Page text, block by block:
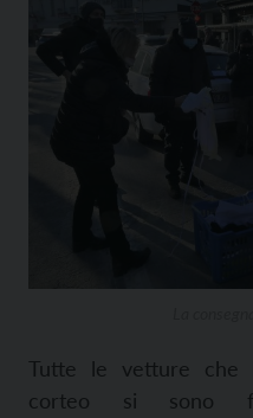
Tutte le vetture che
corteo si sono